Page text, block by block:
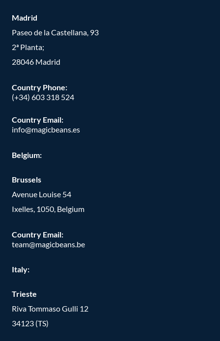
Madrid
Paseo de la Castellana, 93
2ª Planta;
28046 Madrid
Country Phone:
(+34) 603 318 524
Country Email:
info@magicbeans.es
Belgium:
Brussels
Avenue Louise 54
Ixelles, 1050, Belgium
Country Email:
team@magicbeans.be
Italy:
Trieste
Riva Tommaso Gulli 12
34123 (TS)